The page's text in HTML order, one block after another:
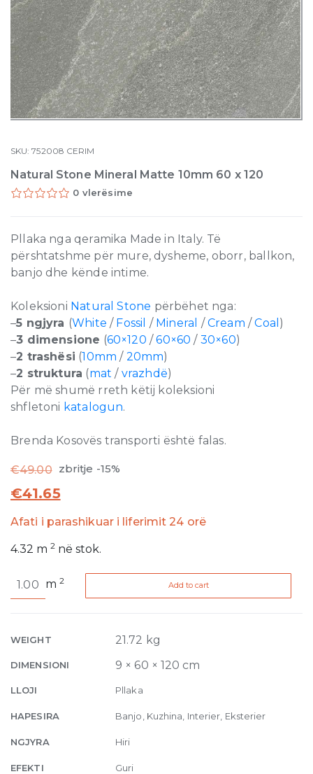
SKU:752008 CERIM
Natural Stone Mineral Matte 10mm 60 x 120
0 vlerësime
Pllaka nga qeramika Made in Italy. Të
përshtatshme për mure, dysheme, oborr, ballkon,
banjo dhe kënde intime.
Koleksioni Natural Stone përbëhet nga:
–5 ngjyra (White / Fossil / Mineral /Cream /Coal )
–3 dimensione (60×120 /60×60 / 30×60)
–2 trashësi (10mm / 20mm)
–2 struktura (mat / vrazhdë)
Për më shumë rreth këtij koleksioni
shfletoni katalogun.
Brenda Kosovës transporti është falas.
€49.00 zbritje -15%
€41.65
Afati i parashikuar i liferimit 24 orë
4.32 m2 në stok.
Stone
10mm
x
120
m2 Add to cart
WEIGHT 21.72 kg
DIMENSIONI 9 × 60 × 120 cm
LLOJI Pllaka
HAPESIRA Banjo, Kuzhina, Interier, Eksterier
NGJYRA Hiri
EFEKTI Guri